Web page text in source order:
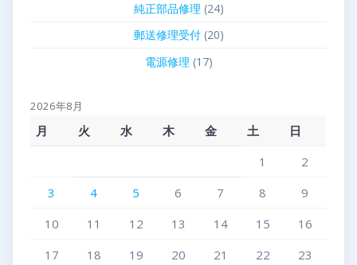
純正部品修理 (24)
郵送修理受付(20)
電源修理 (17)
2026年8月
月 火 水 木 金 土
日
1
2
3
4 5 6 7 8
9
10
11 12 13 14 15
16
17
18 19 20 21 22
23